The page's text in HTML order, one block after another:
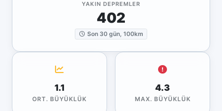
YAKIN DEPREMLER
402
Son 30 gün, 100km
1.1
ORT. BÜYÜKLÜK
4.3
MAX. BÜYÜKLÜK